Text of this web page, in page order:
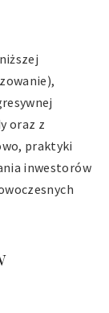
oraz z
praktyki
inwestorów